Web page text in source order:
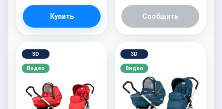
Купить Сообщить
3D
Видео
3D
Видео